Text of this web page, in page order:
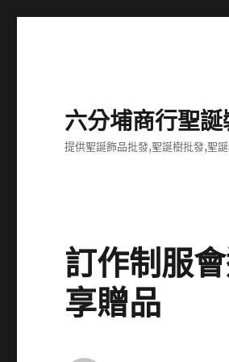
六分埔商行聖誕
提供聖誕飾品批發,聖誕樹批發,聖
訂作制服
享贈品